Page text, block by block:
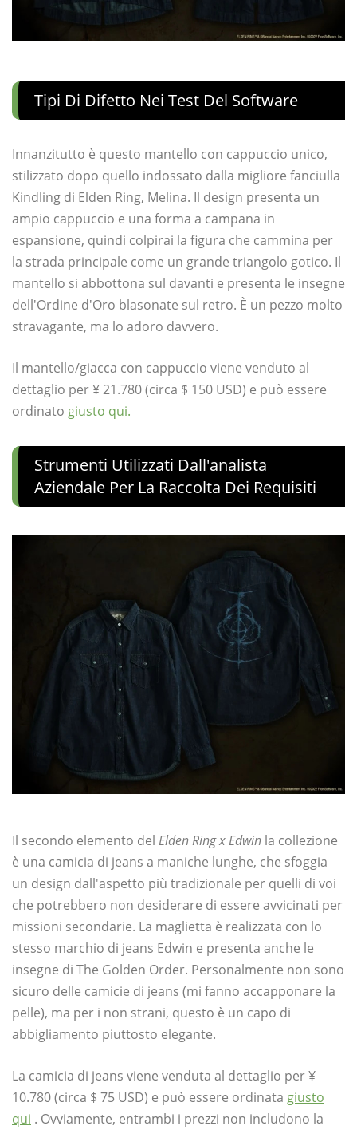
Tipi Di Difetto Nei Test Del Software
Innanzitutto è questo mantello con cappuccio unico,
stilizzato dopo quello indossato dalla migliore fanciulla
Kindling di Elden Ring, Melina. Il design presenta un
ampio cappuccio e una forma a campana in
espansione, quindi colpirai la figura che cammina per
la strada principale come un grande triangolo gotico. Il
mantello si abbottona sul davanti e presenta le insegne
dell'Ordine d'Oro blasonate sul retro. È un pezzo molto
stravagante, ma lo adoro davvero.
Il mantello/giacca con cappuccio viene venduto al
dettaglio per ¥ 21.780 (circa $ 150 USD) e può essere
ordinato giusto qui.
Strumenti Utilizzati Dall'analista
Aziendale Per La Raccolta Dei Requisiti
Il secondo elemento del Elden Ring x Edwin la collezione
è una camicia di jeans a maniche lunghe, che sfoggia
un design dall'aspetto più tradizionale per quelli di voi
che potrebbero non desiderare di essere avvicinati per
missioni secondarie. La maglietta è realizzata con lo
stesso marchio di jeans Edwin e presenta anche le
insegne di The Golden Order. Personalmente non sono
sicuro delle camicie di jeans (mi fanno accapponare la
pelle), ma per i non strani, questo è un capo di
abbigliamento piuttosto elegante.
La camicia di jeans viene venduta al dettaglio per ¥
10.780 (circa $ 75 USD) e può essere ordinata giusto
qui . Ovviamente, entrambi i prezzi non includono la